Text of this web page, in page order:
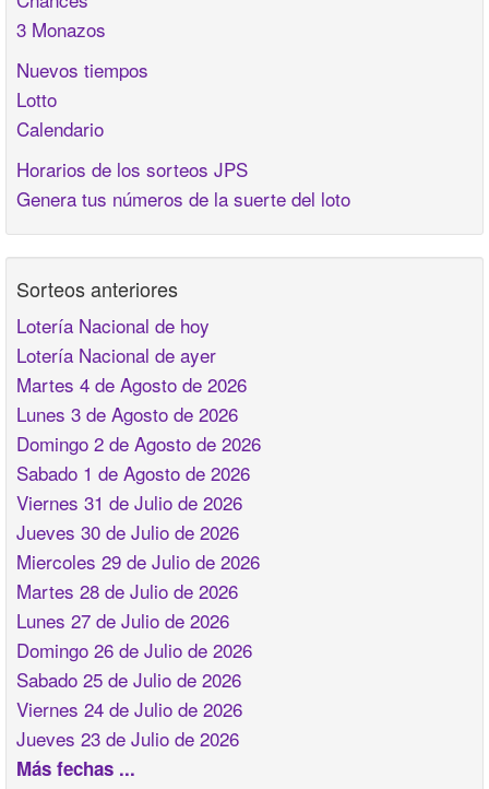
3 Monazos
Nuevos tiempos
Lotto
Calendario
Horarios de los sorteos JPS
Genera tus números de la suerte del loto
Sorteos anteriores
Lotería Nacional de hoy
Lotería Nacional de ayer
Martes 4 de Agosto de 2026
Lunes 3 de Agosto de 2026
Domingo 2 de Agosto de 2026
Sabado 1 de Agosto de 2026
Viernes 31 de Julio de 2026
Jueves 30 de Julio de 2026
Miercoles 29 de Julio de 2026
Martes 28 de Julio de 2026
Lunes 27 de Julio de 2026
Domingo 26 de Julio de 2026
Sabado 25 de Julio de 2026
Viernes 24 de Julio de 2026
Jueves 23 de Julio de 2026
Más fechas ...